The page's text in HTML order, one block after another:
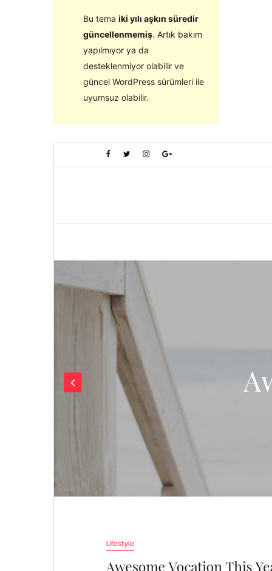
Bu tema iki yılı aşkın süredir
güncellenmemiş. Artık bakım
yapılmıyor ya da
desteklenmiyor olabilir ve
güncel WordPress sürümleri ile
uyumsuz olabilir.